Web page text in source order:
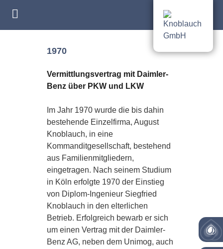
1970
Vermittlungsvertrag mit Daimler-
Benz über PKW und LKW
Im Jahr 1970 wurde die bis dahin
bestehende Einzelfirma, August
Knoblauch, in eine
Kommanditgesellschaft, bestehend
aus Familienmitgliedern,
eingetragen. Nach seinem Studium
in Köln erfolgte 1970 der Einstieg
von Diplom-Ingenieur Siegfried
Knoblauch in den elterlichen
Betrieb. Erfolgreich bewarb er sich
um einen Vertrag mit der Daimler-
Benz AG, neben dem Unimog, auch